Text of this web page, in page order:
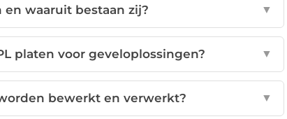
en waaruit bestaan zij? ▼
platen voor geveloplossingen? ▼
bewerkt en verwerkt? ▼